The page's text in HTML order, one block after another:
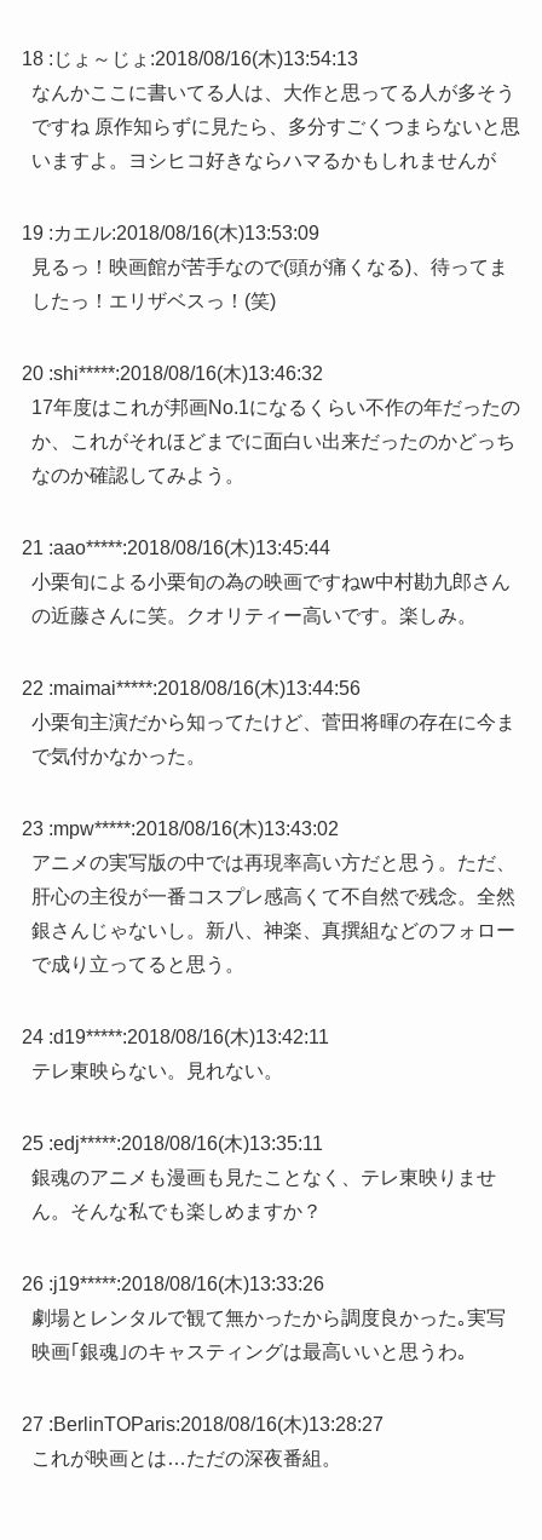
18 : じょ～じょ :2018/08/16(木)13:54:13
なんかここに書いてる人は、大作と思ってる人が多そう
ですね 原作知らずに見たら、多分すごくつまらないと思
いますよ。ヨシヒコ好きならハマるかもしれませんが
19 :カエル:2018/08/16(木)13:53:09
見るっ！映画館が苦手なので(頭が痛くなる)、待ってま
したっ！エリザベスっ！(笑)
20 :shi*****:2018/08/16(木)13:46:32
17年度はこれが邦画No.1になるくらい不作の年だったの
か、これがそれほどまでに面白い出来だったのかどっち
なのか確認してみよう。
21 :aao*****:2018/08/16(木)13:45:44
小栗旬による小栗旬の為の映画ですねw中村勘九郎さん
の近藤さんに笑。クオリティー高いです。楽しみ。
22 :maimai*****:2018/08/16(木)13:44:56
小栗旬主演だから知ってたけど、菅田将暉の存在に今ま
で気付かなかった。
23 :mpw*****:2018/08/16(木)13:43:02
アニメの実写版の中では再現率高い方だと思う。ただ、
肝心の主役が一番コスプレ感高くて不自然で残念。全然
銀さんじゃないし。新八、神楽、真撰組などのフォロー
で成り立ってると思う。
24 :d19*****:2018/08/16(木)13:42:11
テレ東映らない。見れない。
25 :edj*****:2018/08/16(木)13:35:11
銀魂のアニメも漫画も見たことなく、テレ東映りませ
ん。そんな私でも楽しめますか？
26 :j19*****:2018/08/16(木)13:33:26
劇場とレンタルで観て無かったから調度良かった｡実写
映画｢銀魂｣のキャスティングは最高いいと思うわ｡
27 :BerlinTOParis:2018/08/16(木)13:28:27
これが映画とは…ただの深夜番組。